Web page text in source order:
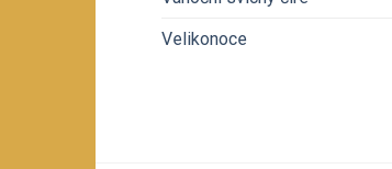
Velikonoce